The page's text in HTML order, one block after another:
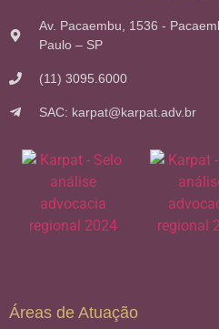
Av. Pacaembu, 1536 -
Paulo – SP
(11) 3095.6000
SAC: karpat@karpat.adv.br
Áreas de Atuação